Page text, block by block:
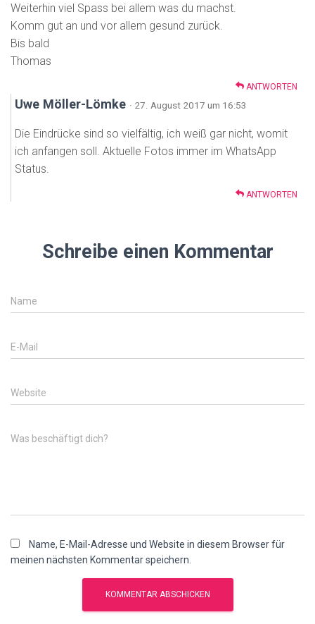
Weiterhin viel Spass bei allem was du machst.
Komm gut an und vor allem gesund zurück.
Bis bald
Thomas
ANTWORTEN
Uwe Möller-Lömke · 27. August 2017 um 16:53
Die Eindrücke sind so vielfältig, ich weiß gar nicht, womit
ich anfangen soll. Aktuelle Fotos immer im WhatsApp
Status.
ANTWORTEN
Schreibe einen Kommentar
Name
E-Mail
Website
Was beschäftigt dich?
Name, E-Mail-Adresse und Website in diesem Browser für
meinen nächsten Kommentar speichern.